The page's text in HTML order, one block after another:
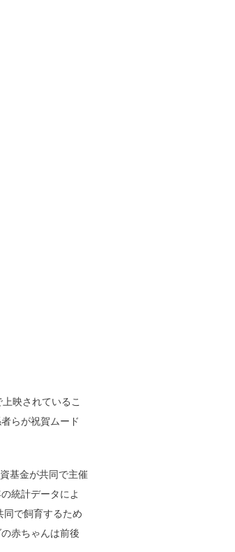
映されているこ
らが祝賀ムード
基金が共同で主催
統計データによ
同で飼育するため
赤ちゃんは前後